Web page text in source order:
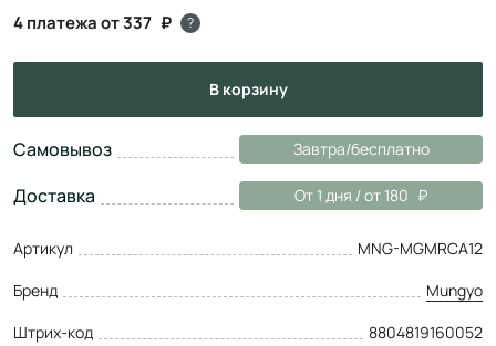
4 платежа от 337 ?
в корзину
Самовывоз Завтра/бесплатно
Доставка От 1 дня / от 180
Артикул
MNG-MGMRCA12
Бренд
Mungyo
Штрих-код
8804819160052